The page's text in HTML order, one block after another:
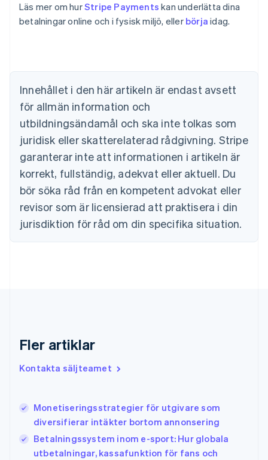
Läs mer om hurStripe Payments kan underlätta dina
betalningar online och i fysisk miljö, eller börja idag.
Innehållet i den här artikeln är endast avsett
för allmän information och
utbildningsändamål och ska inte tolkas som
juridisk eller skatterelaterad rådgivning. Stripe
garanterar inte att informationen i artikeln är
korrekt, fullständig, adekvat eller aktuell. Du
bör söka råd från en kompetent advokat eller
revisor som är licensierad att praktisera i din
jurisdiktion för råd om din specifika situation.
Fler artiklar
Kontakta säljteamet
Monetiseringsstrategier för utgivare som
diversifierar intäkter bortom annonsering
Betalningssystem inom e-sport: Hur globala
utbetalningar, kassafunktion för fans och
Australien
Brasilien
PortuguêsEnglish
Bulgarien
English
Cypern
Danmark
English
Estland
English
Fastlandskina
简体中文English
EnglishSvenska
Frankrike
Hongkong SAR, Kina
English 简体中文
Indien
Italien
ItalianoEnglish
Japan
日本語 English